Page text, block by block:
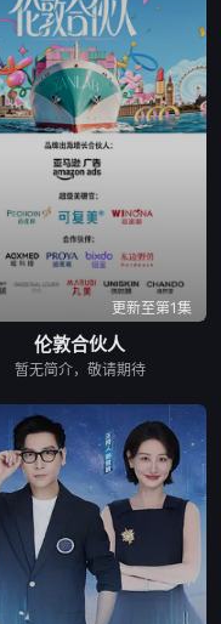
20230110期
20230120期
20230207期
20230411期
20231206
20231213
20231226
20240229
20240307
更新至第1集
伦敦合伙人
暂无简介，敬请期待